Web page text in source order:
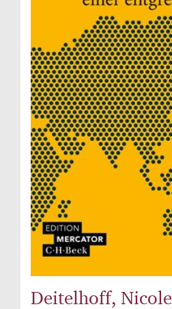
Deitelhoff, Nicole